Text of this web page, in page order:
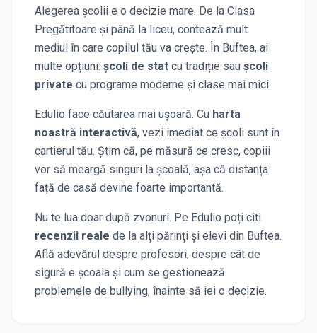
Alegerea școlii e o decizie mare. De la Clasa
Pregătitoare și până la liceu, contează mult
mediul în care copilul tău va crește. În Buftea, ai
multe opțiuni: școli de stat cu tradiție sau școli
private cu programe moderne și clase mai mici.
Edulio face căutarea mai ușoară. Cu harta
noastră interactivă, vezi imediat ce școli sunt în
cartierul tău. Știm că, pe măsură ce cresc, copiii
vor să meargă singuri la școală, așa că distanța
față de casă devine foarte importantă.
Nu te lua doar după zvonuri. Pe Edulio poți citi
recenzii reale de la alți părinți și elevi din Buftea.
Află adevărul despre profesori, despre cât de
sigură e școala și cum se gestionează
problemele de bullying, înainte să iei o decizie.